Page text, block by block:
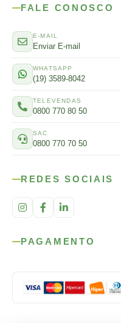
FALE CONOSCO
E-MAIL
Enviar E-mail
WHATSAPP
(19) 3589-8042
TELEVENDAS
0800 770 80 50
SAC
0800 770 70 50
REDES SOCIAIS
PAGAMENTO